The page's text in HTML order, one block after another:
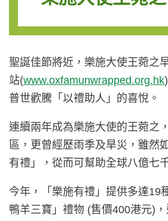
聖誕佳節將近，樂施大使王菀之
站(www.oxfamunwrapped.org.hk
普世歡騰「以禮助人」的喜悅。
連續兩年成為樂施大使的王菀之
區，更曾經歷雨季及旱災，雖然
有禮」，從而可幫助全球八億七
今年，「樂施有禮」提供多達19
鴨羊三寶」禮物 (售價400港元)